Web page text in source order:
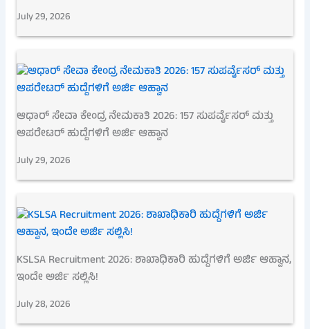
July 29, 2026
ಆಧಾರ್ ಸೇವಾ ಕೇಂದ್ರ ನೇಮಕಾತಿ 2026: 157 ಸುಪರ್ವೈಸರ್ ಮತ್ತು
ಆಪರೇಟರ್ ಹುದ್ದೆಗಳಿಗೆ ಅರ್ಜಿ ಆಹ್ವಾನ
July 29, 2026
KSLSA Recruitment 2026: ಶಾಖಾಧಿಕಾರಿ ಹುದ್ದೆಗಳಿಗೆ ಅರ್ಜಿ ಆಹ್ವಾನ,
ಇಂದೇ ಅರ್ಜಿ ಸಲ್ಲಿಸಿ!
July 28, 2026